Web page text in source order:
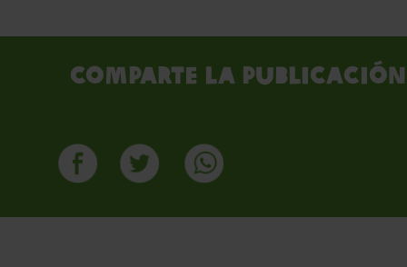
Comparte la publicación